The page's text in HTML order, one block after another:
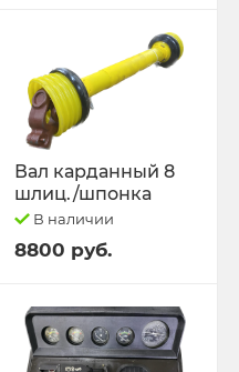
Вал карданный 8
шлиц./шпонка
В наличии
8800 руб.